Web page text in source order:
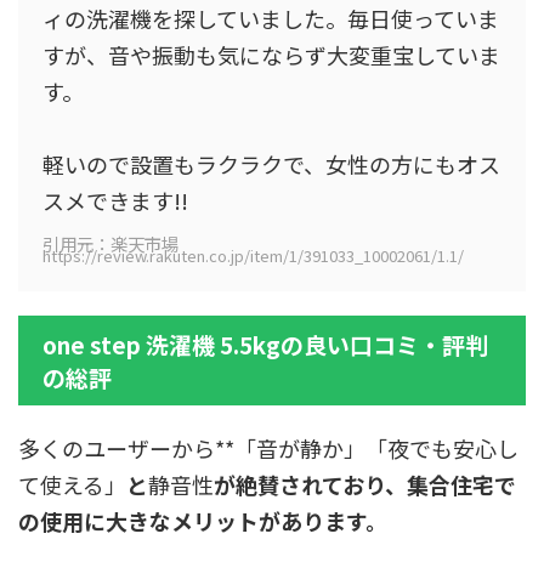
ィの洗濯機を探していました。毎日使っていま
すが、音や振動も気にならず大変重宝していま
す。
軽いので設置もラクラクで、女性の方にもオス
スメできます!!
引用元：楽天市場
https://review.rakuten.co.jp/item/1/391033_10002061/1.1/
one step 洗濯機 5.5kgの良い口コミ・評判
の総評
多くのユーザーから**「音が静か」「夜でも安心し
て使える」 と静音性が絶賛されており、集合住宅で
の使用に大きなメリットがあります。